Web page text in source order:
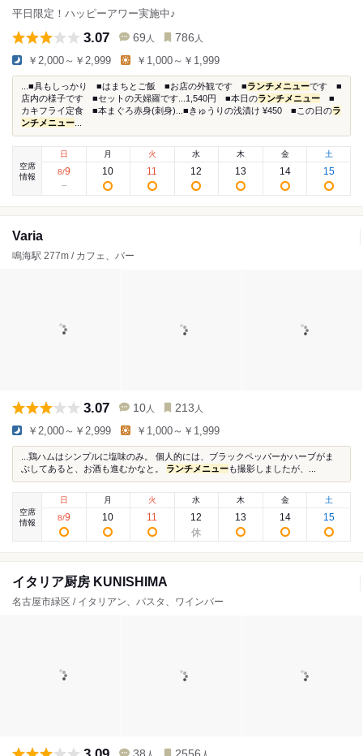
平日限定！ハッピーアワー実施中♪
3.07 69 人 786 人
￥2,000～￥2,999 ￥1,000～￥1,999
...■具もしっかり ■はまちとご飯 ■お店の外観です ■ランチメニューです ■
店内の様子です ■セットの天婦羅です...1,540円 ■本日のランチメニュー ■
カキフライ定食 ■本まぐろ赤身(刺身)...■きゅうりの浅漬け ¥450 ■この日のラ
ンチメニュー
空席
情報
日
8/9
月
10
火
11
水
12
木
13
金
14
土
15
Varia
鳴海駅 277m / カフェ、バー
3.07 10 人 213 人
￥2,000～￥2,999 ￥1,000～￥1,999
...鶏ハムはシンプルに塩味のみ。 個人的には、ブラックペッパーかハーブがま
ぶしてあると、お酒も進むかなと。 ランチメニューも撮影しましたが、...
空席
情報
日
8/9
月
10
火
11
水
12
木
13
金
14
土
15
イタリア厨房 KUNISHIMA
名古屋市緑区 / イタリアン、パスタ、ワインバー